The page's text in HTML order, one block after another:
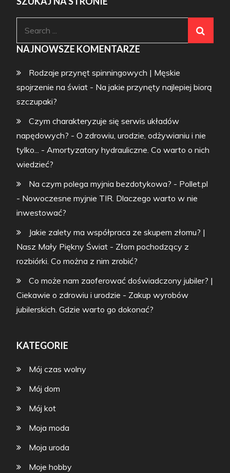
NAJNOWSZE KOMENTARZE
Rodzaje przynęt spinningowych | Męskie
spojrzenie na świat - Na jakie przynęty najlepiej biorą
szczupaki?
Czym charakteryzuje się serwis układów
napędowych? - O zdrowiu, urodzie, odżywianiu i nie
tylko... -Amortyzatory hydrauliczne. Co warto o nich
wiedzieć?
Na czym polega myjnia bezdotykowa? - Pollet.pl
- Nowoczesne myjnie TIR. Dlaczego warto w nie
inwestować?
Jakie zalety ma współpraca ze skupem złomu? |
Nasz Mały Piękny Świat - Złom pochodzący z
rozbiórki. Co można z nim zrobić?
Co może nam zaoferować doświadczony jubiler? |
Ciekawie o zdrowiu i urodzie - Zakup wyrobów
jubilerskich. Gdzie warto go dokonać?
KATEGORIE
Mój czas wolny
Mój dom
Mój kot
Moja moda
Moja uroda
Moje hobby